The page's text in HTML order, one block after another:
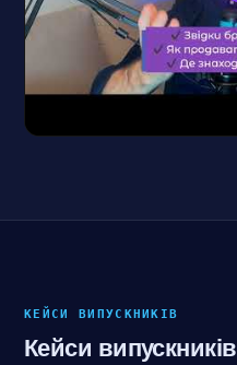
КЕЙСИ ВИПУСКНИКІВ
Кейси випускників